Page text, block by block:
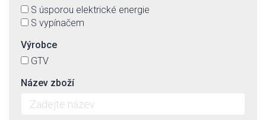
S úsporou elektrické energie
S vypínačem
Výrobce
GTV
Název zboží